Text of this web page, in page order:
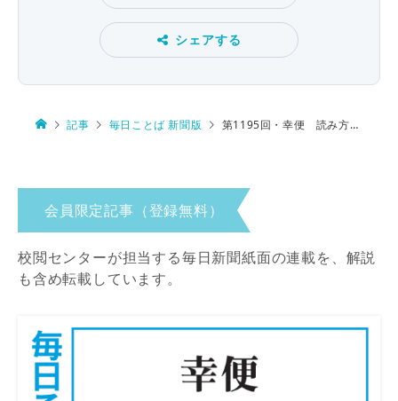
シェアする
記事 毎日ことば 新聞版 第1195回・幸便 読み方は…
会員限定記事（登録無料）
校閲センターが担当する毎日新聞紙面の連載を、解説
も含め転載しています。